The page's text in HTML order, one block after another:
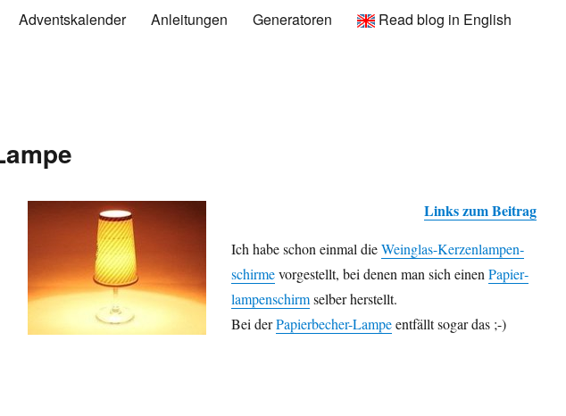
Adventskalender Anleitungen Generatoren Read blog in English
Links zum Beitrag
Ich habe schon einmal dieWein­glas-Kerzen­lampen­
schirmevorgestellt, bei denen man sich einenPapier­
lampen­schirmselber herstellt.
Bei derPapier­becher-Lampeentfällt sogar das ;-)